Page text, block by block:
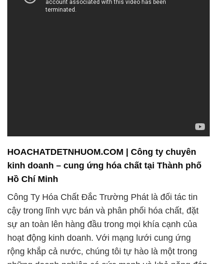
HOACHATDETNHUOM.COM | Công ty chuyên
kinh doanh – cung ứng hóa chất tại Thành phố
Hồ Chí Minh
Công Ty Hóa Chất Đắc Trường Phát là đối tác tin
cậy trong lĩnh vực bán và phân phối hóa chất, đặt
sự an toàn lên hàng đầu trong mọi khía cạnh của
hoạt động kinh doanh. Với mạng lưới cung ứng
rộng khắp cả nước, chúng tôi tự hào là một trong